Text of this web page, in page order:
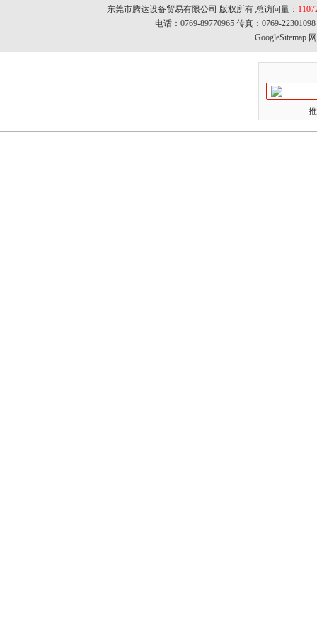
东莞市腾达设备贸易有限公司 版权所有 总访问量：
电话：0769-89770965 传真：0769-
GoogleSitemap网